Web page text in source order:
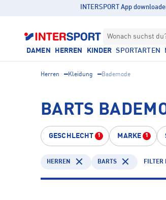
INTERSPORT App
Wonach suchst
DAMEN HERREN KINDER SPORTARTEN
Herren Kleidung Bademode
BARTS
GESCHLECHT 1 MARKE 1
HERREN BARTS FILTER